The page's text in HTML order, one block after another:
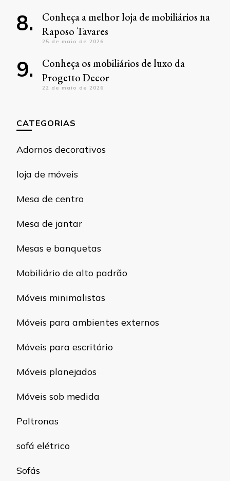
Conheça a melhor loja de mobiliários na
Raposo Tavares
25 de maio de 2026
Conheça os mobiliários de luxo da
Progetto Decor
22 de maio de 2026
CATEGORIAS
Adornos decorativos
loja de móveis
Mesa de centro
Mesa de jantar
Mesas e banquetas
Mobiliário de alto padrão
Móveis minimalistas
Móveis para ambientes externos
Móveis para escritório
Móveis planejados
Móveis sob medida
Poltronas
sofá elétrico
Sofás